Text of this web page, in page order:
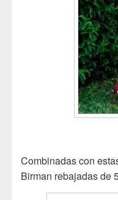
Combinadas con
Birman rebajadas de